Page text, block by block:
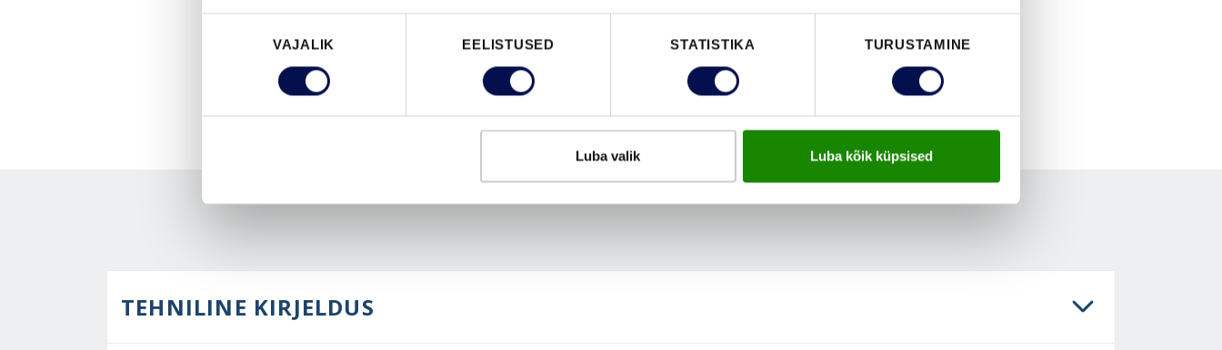
VAJALIK EELISTUSED STATISTIKA TURUSTAMINE
Luba valik Luba kõik küpsised
TEHNILINE KIRJELDUS